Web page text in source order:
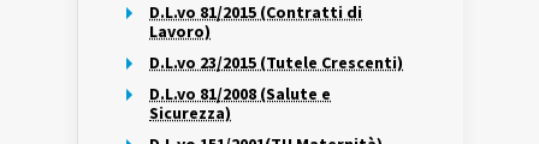
D.L.vo 81/2015 (Contratti di
Lavoro)
D.L.vo 23/2015 (Tutele Crescenti)
D.L.vo 81/2008 (Salute e
Sicurezza)